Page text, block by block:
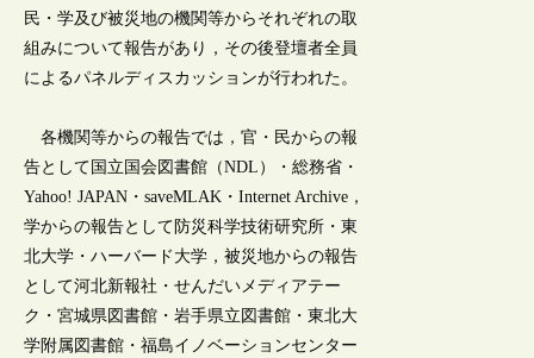
民・学及び被災地の機関等からそれぞれの取
組みについて報告があり，その後登壇者全員
によるパネルディスカッションが行われた。
各機関等からの報告では，官・民からの報
告として国立国会図書館（NDL）・総務省・
Yahoo! JAPAN・saveMLAK・Internet Archive，
学からの報告として防災科学技術研究所・東
北大学・ハーバード大学，被災地からの報告
として河北新報社・せんだいメディアテー
ク・宮城県図書館・岩手県立図書館・東北大
学附属図書館・福島イノベーションセンター